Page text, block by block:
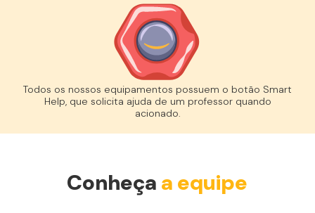
Todos os nossos equipamentos possuem o botão Smart
Help, que solicita ajuda de um professor quando
acionado.
Conheça a equipe